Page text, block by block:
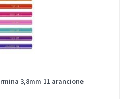
3,8mm 11 arancione